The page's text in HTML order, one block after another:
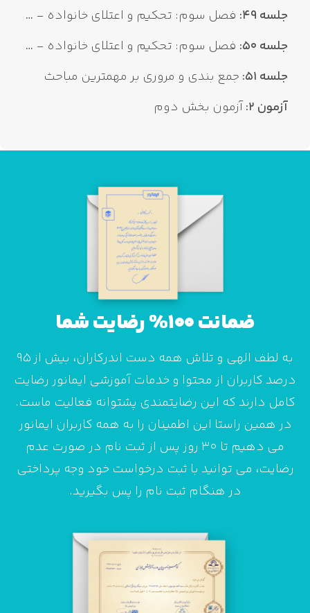
جلسه 49:
فصل سوم: تحکیم و اعتلای خانواده - عامل هفتم: حیا 4
جلسه 50:
فصل سوم: تحکیم و اعتلای خانواده - عامل هفتم: حیا 5
جلسه 51:
جمع بندی و مروری بر مهمترین مباحث
آزمون 2:
آزمون بخش دوم
ضمانت 100% رضایت شما
به لطف الهی و تلاش همه دست اندرکاران، بیش از 95
درصد کاربران از محتوا و خدمات آموزشی ایمانور رضایت
کامل دارند که این رضایتمندی پشتوانه فعالیت ماست.
در همین راستا این اطمینان را به همه کاربران ایمانور
می دهیم تا 30 روز پس از ثبت نام در صورت عدم
رضایت، می توانید با ثبت درخواست خود وجه پرداختی
در هنگام ثبت نام را پس بگیرید.